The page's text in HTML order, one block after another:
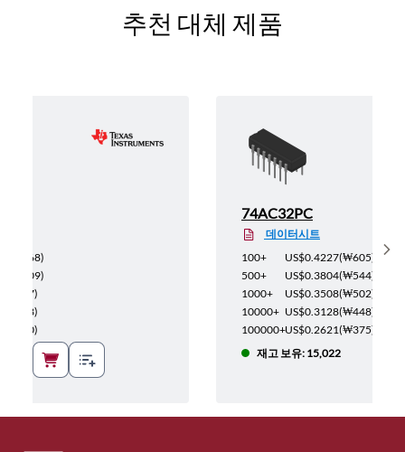
추천 대체 제품
)
)
)
)
)
74AC32PC
데이터시트
100+
US$0.4227(₩605)
500+
US$0.3804(₩544)
1000+
US$0.3508(₩502)
10000+ US$0.3128(₩448)
100000+US$0.2621(₩375)
재고 보유: 15,022